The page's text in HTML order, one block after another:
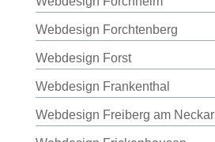
Webdesign Forchtenberg
Webdesign Forst
Webdesign Frankenthal
Webdesign Freiberg am Neckar